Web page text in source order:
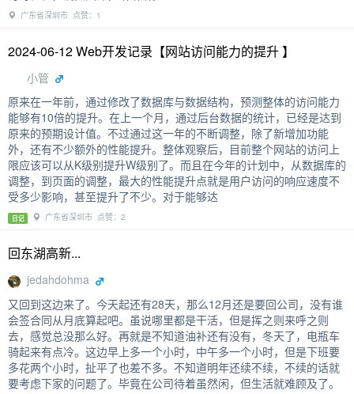
广东省深圳市 点赞：1
2024-06-12 Web开发记录【网站访问能力的提升 】
小管
原来在一年前，通过修改了数据库与数据结构，预测整体的访问能力
能够有10倍的提升。在上一个月，通过后台数据的统计，已经是达到
原来的预期设计值。不过通过这一年的不断调整，除了新增加功能
外，还有不少额外的性能提升。整体观察后，目前整个网站的访问上
限应该可以从K级别提升W级别了。而且在今年的计划中，从数据库的
调整，到页面的调整，最大的性能提升点就是用户访问的响应速度不
受多少影响，甚至提升了不少。对于能够达
日记 广东省深圳市 点赞：2
回东湖高新...
jedahdohma
又回到这边来了。今天起还有28天，那么12月还是要回公司，没有谁
会签合同从月底算起吧。虽说哪里都是干活，但是挥之则来呼之则
去，感觉总没那么好。再就是不知道油补还有没有，冬天了，电瓶车
骑起来有点冷。这边早上多一个小时，中午多一个小时，但是下班要
多花两个小时，扯平了也差不多。不知道明年还续不续，不续的话就
要考虑下家的问题了。毕竟在公司待着虽然闲，但生活就难顾及了。